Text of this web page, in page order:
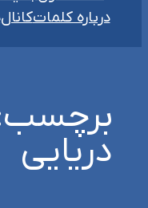
درباره کلمات
دریایی